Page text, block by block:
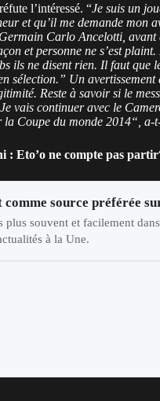
l’intéressé. “Je suis un
et qu’il me demande mon
Carlo Ancelotti, avant
et personne ne s’est
ils ne disent rien. Il faut que
sélection.” Un avertissement
Reste à savoir si le
Je vais continuer avec le
Coupe du monde 2014“, a-
: Eto’o ne compte pas partir
source préférée
plus souvent et facilement
à la Une.